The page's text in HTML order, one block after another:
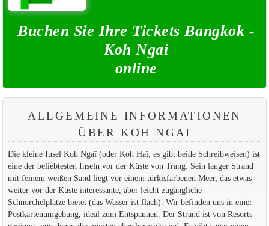
Buchen Sie Ihre Tickets Bangkok -
Koh Ngai
online
ALLGEMEINE INFORMATIONEN
ÜBER KOH NGAI
Die kleine Insel Koh Ngaï (oder Koh Haï, es gibt beide Schreibweisen) ist
eine der beliebtesten Inseln vor der Küste von Trang. Sein langer Strand
mit feinem weißen Sand liegt vor einem türkisfarbenen Meer, das etwas
weiter vor der Küste interessante, aber leicht zugängliche
Schnorchelplätze bietet (das Wasser ist flach). Wir befinden uns in einer
Postkartenumgebung, ideal zum Entspannen. Der Strand ist von Resorts